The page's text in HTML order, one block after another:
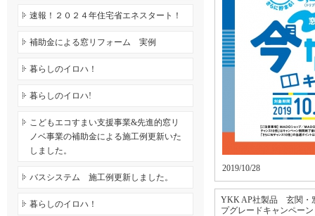
2019/10/28
YKK AP社製品 玄関・
プグレードキャンペー
速報！２０２４年住宅省エネスタート！
補助金による窓リフォーム 実例
暮らしのイロハ！
暮らしのイロハ!
こどもエコすまい支援事業&先進的窓リ
ノベ事業の補助金による施工例更新いた
しました。
バスシステム 施工例更新しました。
暮らしのイロハ！